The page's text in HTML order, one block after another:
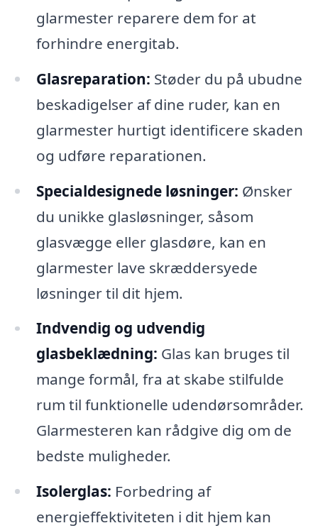
glarmester reparere dem for at
forhindre energitab.
Glasreparation: Støder du på ubudne
beskadigelser af dine ruder, kan en
glarmester hurtigt identificere skaden
og udføre reparationen.
Specialdesignede løsninger: Ønsker
du unikke glasløsninger, såsom
glasvægge eller glasdøre, kan en
glarmester lave skræddersyede
løsninger til dit hjem.
Indvendig og udvendig
glasbeklædning: Glas kan bruges til
mange formål, fra at skabe stilfulde
rum til funktionelle udendørsområder.
Glarmesteren kan rådgive dig om de
bedste muligheder.
Isolerglas: Forbedring af
energieffektiviteten i dit hjem kan